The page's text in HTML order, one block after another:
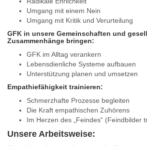
Umgang mit einem Nein
Umgang mit Kritik und Verurteilung
GFK in unsere Gemeinschaften und
Zusammenhänge bringen:
GFK im Alltag verankern
Lebensdienliche Systeme aufbauen
Unterstützung planen und umsetzen
Empathiefähigkeit trainieren:
Schmerzhafte Prozesse begleiten
Die Kraft empathischen Zuhörens
Im Herzen des „Feindes“ (Feindbilder
Unsere Arbeitsweise: